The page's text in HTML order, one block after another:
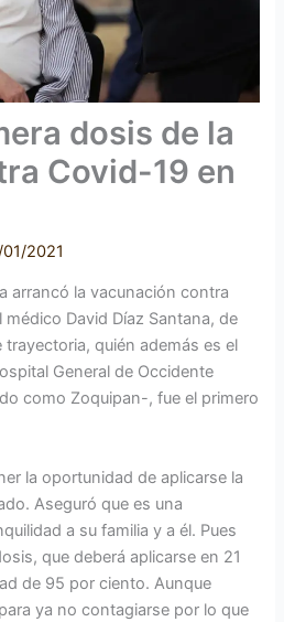
dosis de la
Covid-19 en
2021
arrancó la vacunación contra
David Díaz Santana, de
quién además es el
General de Occidente
como Zoquipan-, fue el primero
la oportunidad de aplicarse la
Aseguró que es una
a su familia y a él. Pues
que deberá aplicarse en 21
de 95 por ciento. Aunque
ya no contagiarse por lo que